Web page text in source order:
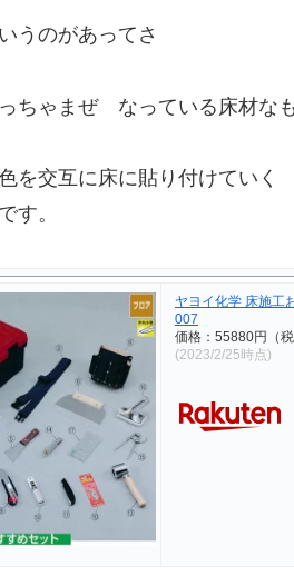
うのがあってさ
ちゃまぜ なっている床材な
を交互に床に貼り付けていく
す。
ヤヨイ化学 床施工
007
価格：55880円（
(2023/2/25時点)